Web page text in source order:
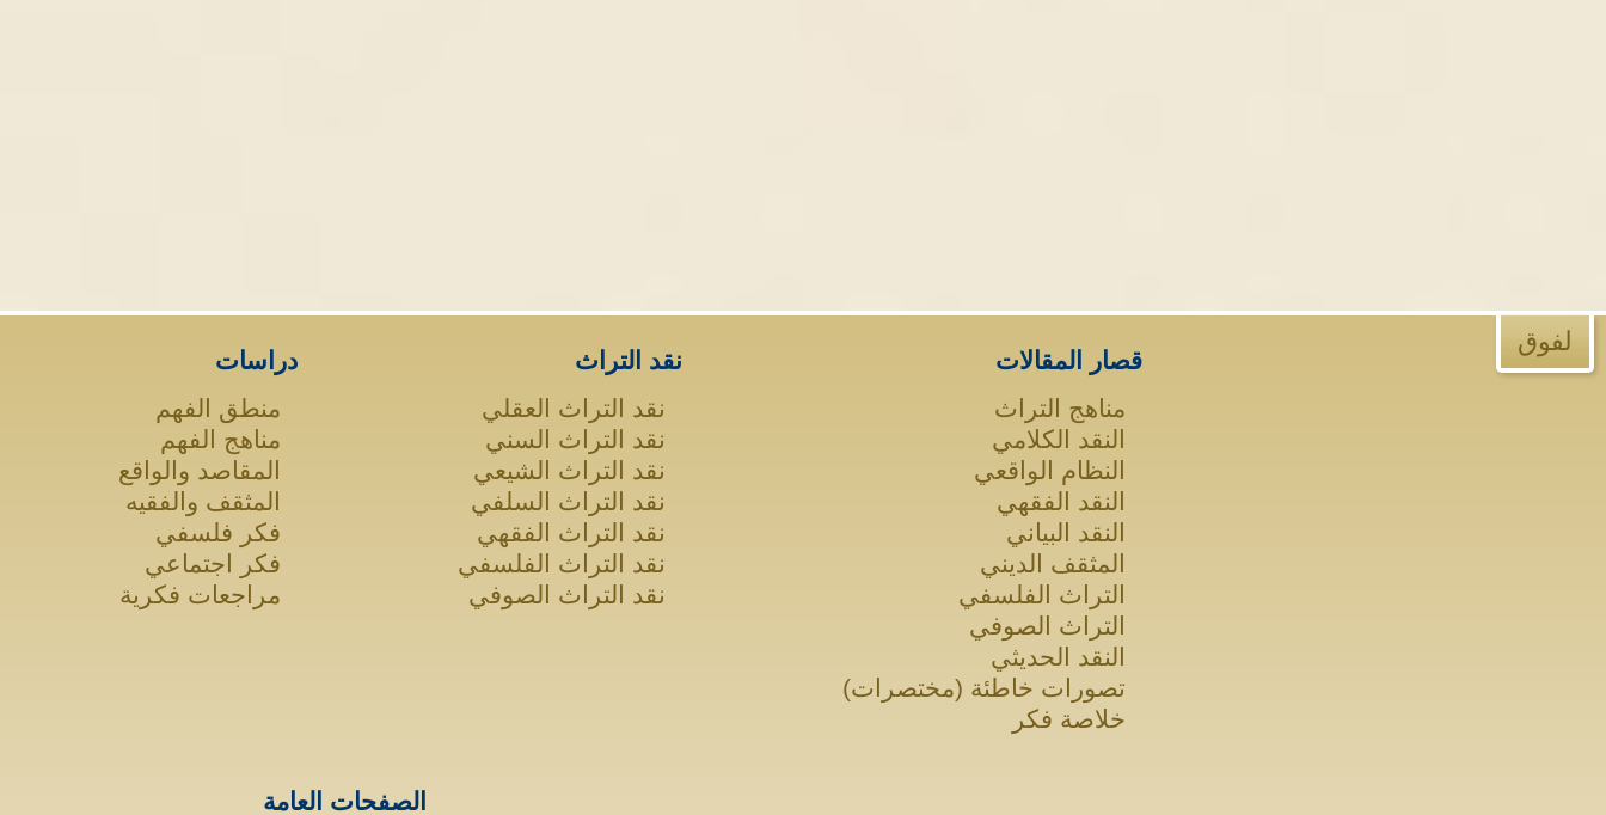
لفوق
دراسات
منطق الفهم
مناهج الفهم
المقاصد والواقع
المثقف والفقيه
فكر فلسفي
فكر اجتماعي
مراجعات فكرية
نقد التراث
نقد التراث العقلي
نقد التراث السني
نقد التراث الشيعي
نقد التراث السلفي
نقد التراث الفقهي
نقد التراث الفلسفي
نقد التراث الصوفي
قصار المقالات
مناهج التراث
النقد الكلامي
النظام الواقعي
النقد الفقهي
النقد البياني
المثقف الديني
التراث الفلسفي
التراث الصوفي
النقد الحديثي
تصورات خاطئة (مختصرات)
خلاصة فكر
الصفحات العامة